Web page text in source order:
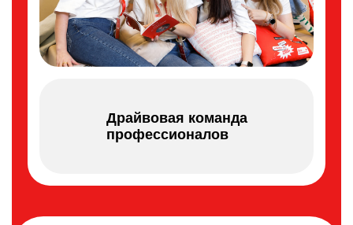
Драйвовая команда
профессионалов